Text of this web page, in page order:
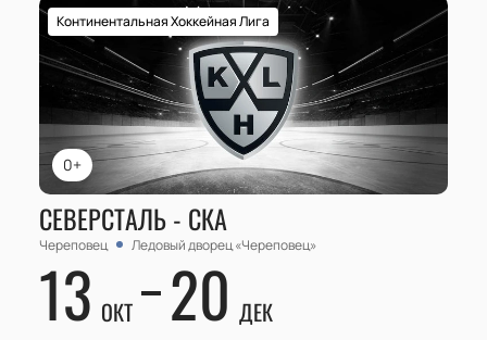
0+
Континентальная Хоккейная Лига
СЕВЕРСТАЛЬ - СКА
Череповец Ледовый дворец «Череповец»
13 ОКТ 20 ДЕК